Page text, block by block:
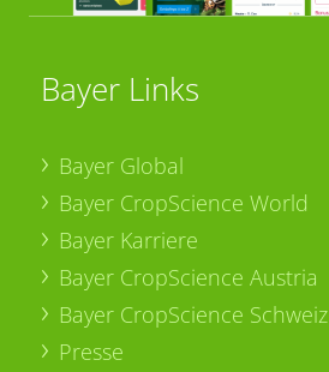
Bayer Links
Bayer Global
Bayer CropScience World
Bayer Karriere
Bayer CropScience Austria
Bayer CropScience Schweiz
Presse